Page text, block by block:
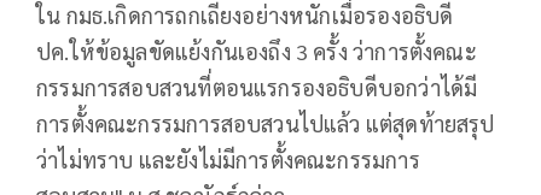
ใน กมธ.เกิดการถกเถียงอย่างหนักเมื่อรองอธิบดี
ปค.ให้ข้อมูลขัดแย้งกันเองถึง 3 ครั้ง ว่าการตั้งคณะ
กรรมการสอบสวนที่ตอนแรกรองอธิบดีบอกว่าได้มี
การตั้งคณะกรรมการสอบสวนไปแล้ว แต่สุดท้ายสรุป
ว่าไม่ทราบ และยังไม่มีการตั้งคณะกรรมการ